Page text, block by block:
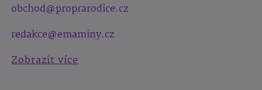
obchod@proprarodice.cz
redakce@emaminy.cz
Zobrazit více